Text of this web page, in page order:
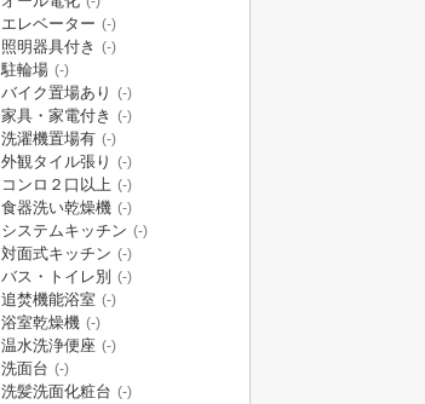
エレベーター (-)
照明器具付き (-)
駐輪場 (-)
バイク置場あり (-)
家具・家電付き (-)
洗濯機置場有 (-)
外観タイル張り (-)
コンロ２口以上 (-)
食器洗い乾燥機 (-)
システムキッチン (-)
対面式キッチン (-)
バス・トイレ別 (-)
追焚機能浴室 (-)
浴室乾燥機 (-)
温水洗浄便座 (-)
洗面台 (-)
洗髪洗面化粧台 (-)